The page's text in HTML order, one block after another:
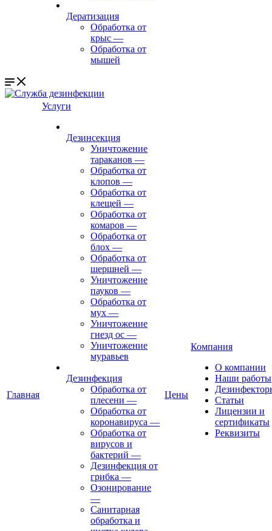
Дератизация
Обработка от
крыс —
Обработка от
мышей
Главная
Услуги
Дезинсекция
Уничтожение
тараканов —
Обработка от
клопов —
Обработка от
клещей —
Обработка от
комаров —
Обработка от
блох —
Обработка от
шершней —
Уничтожение
пауков —
Обработка от
мух —
Уничтожение
гнезд ос —
Уничтожение
муравьев
Дезинфекция
Обработка от
плесени —
Обработка от
коронавируса —
Обработка от
вирусов и
бактерий —
Дезинфекция от
грибка —
Озонирование
—
Санитарная
обработка и
Цены
Компания
О компании
Наши работы
Статьи
Лицензии и
сертификаты
Реквизиты